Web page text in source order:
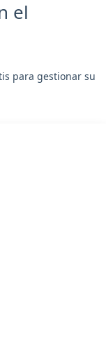
el
para gestionar su